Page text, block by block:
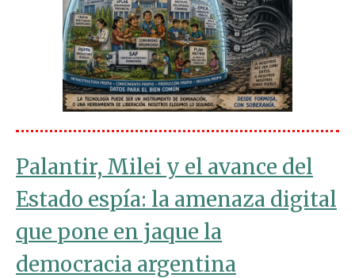
Palantir, Milei y el avance del
Estado espía: la amenaza digital
que pone en jaque la
democracia argentina